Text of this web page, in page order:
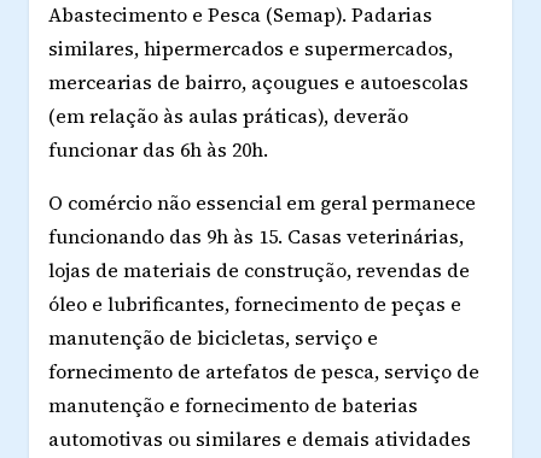
Abastecimento e Pesca (Semap). Padarias
similares, hipermercados e supermercados,
mercearias de bairro, açougues e autoescolas
(em relação às aulas práticas), deverão
funcionar das 6h às 20h.
O comércio não essencial em geral permanece
funcionando das 9h às 15. Casas veterinárias,
lojas de materiais de construção, revendas de
óleo e lubrificantes, fornecimento de peças e
manutenção de bicicletas, serviço e
fornecimento de artefatos de pesca, serviço de
manutenção e fornecimento de baterias
automotivas ou similares e demais atividades